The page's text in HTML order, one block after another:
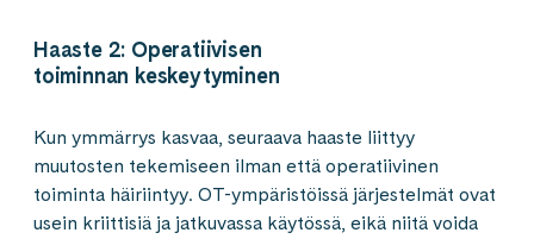
Haaste 2: Operatiivisen
toiminnan keskeytyminen
Kun ymmärrys kasvaa, seuraava haaste liittyy
muutosten tekemiseen ilman että operatiivinen
toiminta häiriintyy. OT-ympäristöissä järjestelmät ovat
usein kriittisiä ja jatkuvassa käytössä, eikä niitä voida